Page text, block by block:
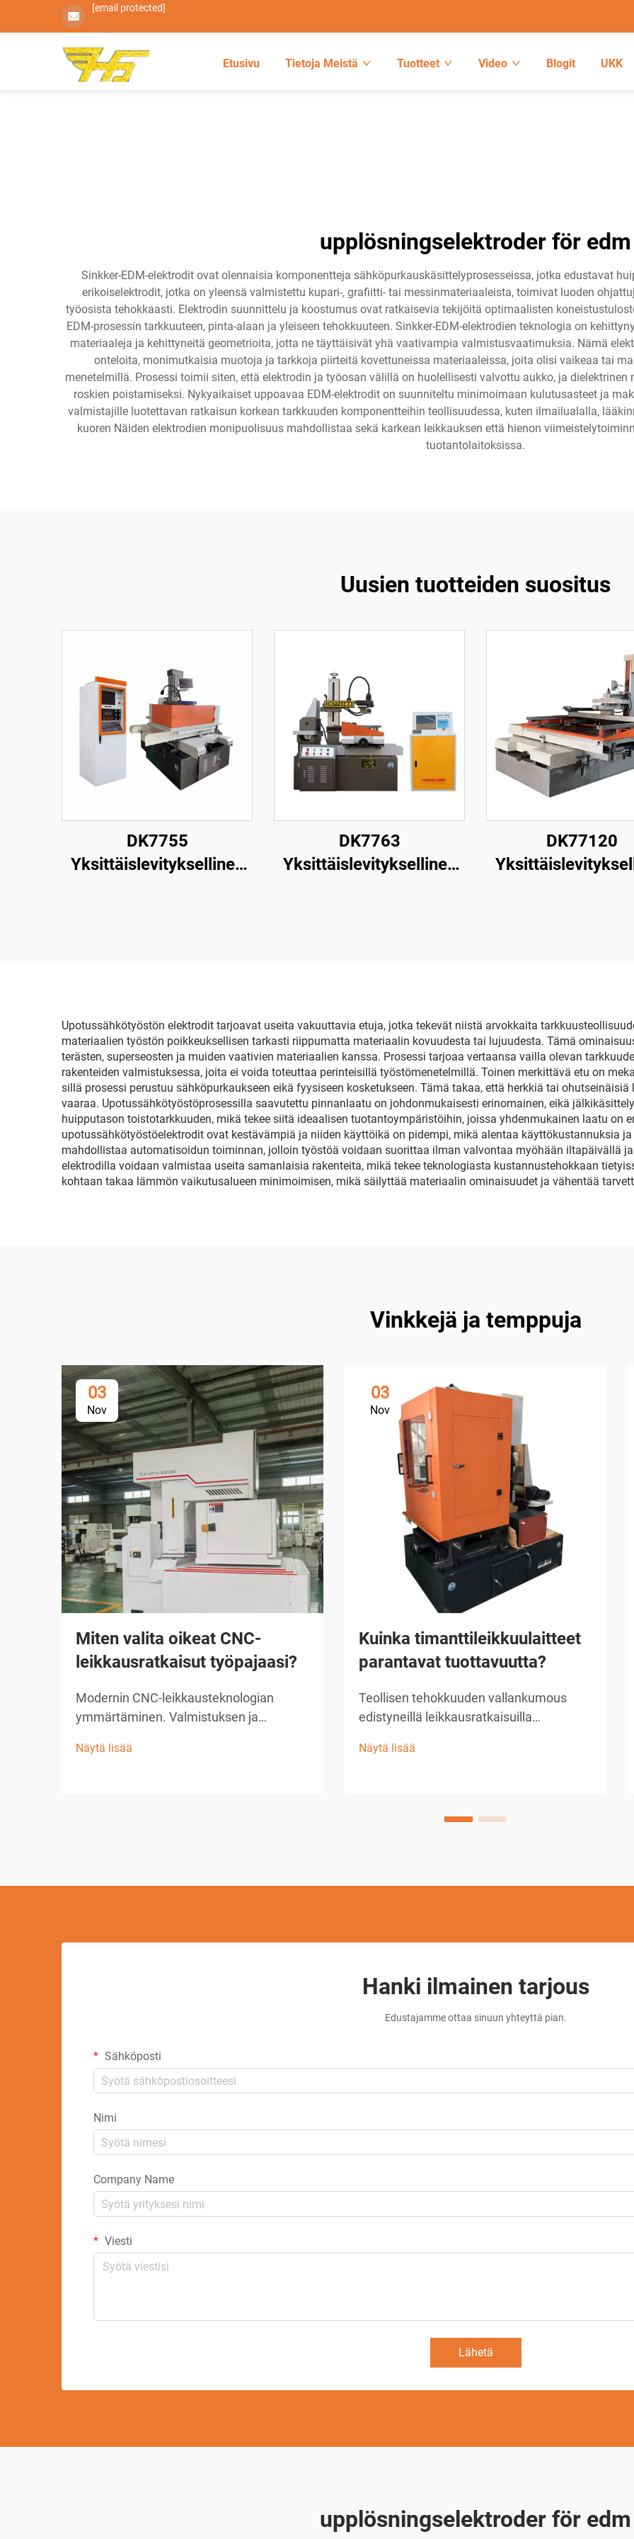
[email protected]
Etusivu Tietoja Meistä Tuotteet Video Blogit UKK
upplösningselektroder för edm
Sinkker-EDM-elektrodit ovat olennaisia komponentteja sähköpurkauskäsittelyprosesseissa, jotka edustavat
erikoiselektrodit, jotka on yleensä valmistettu kupari-, grafiitti- tai messinmateriaaleista, toimivat luoden
työosista tehokkaasti. Elektrodin suunnittelu ja koostumus ovat ratkaisevia tekijöitä optimaalisten
EDM-prosessin tarkkuuteen, pinta-alaan ja yleiseen tehokkuuteen. Sinkker-EDM-elektrodien teknologia on
materiaaleja ja kehittyneitä geometrioita, jotta ne täyttäisivät yhä vaativampia valmistusvaatimuksia. Nämä
onteloita, monimutkaisia muotoja ja tarkkoja piirteitä kovettuneissa materiaaleissa, joita olisi vaikeaa tai
menetelmillä. Prosessi toimii siten, että elektrodin ja työosan välillä on huolellisesti valvottu aukko, ja
roskien poistamiseksi. Nykyaikaiset uppoavaa EDM-elektrodit on suunniteltu minimoimaan kulutusasteet ja
valmistajille luotettavan ratkaisun korkean tarkkuuden komponentteihin teollisuudessa, kuten ilmailualalla,
kuoren Näiden elektrodien monipuolisuus mahdollistaa sekä karkean leikkauksen että hienon
tuotantolaitoksissa.
Uusien tuotteiden suositus
DK7755
Yksittäislevityksellinen
DK7763
Yksittäislevityksellinen
DK77120
Upotussähkötyöstön elektrodit tarjoavat useita vakuuttavia etuja, jotka tekevät niistä arvokkaita
materiaalien työstön poikkeuksellisen tarkasti riippumatta materiaalin kovuudesta tai lujuudesta. Tämä
terästen, superseosten ja muiden vaativien materiaalien kanssa. Prosessi tarjoaa vertaansa vailla olevan
rakenteiden valmistuksessa, joita ei voida toteuttaa perinteisillä työstömenetelmillä. Toinen merkittävä etu on
sillä prosessi perustuu sähköpurkaukseen eikä fyysiseen kosketukseen. Tämä takaa, että herkkiä tai
vaaraa. Upotussähkötyöstöprosessilla saavutettu pinnanlaatu on johdonmukaisesti erinomainen, eikä
huipputason toistotarkkuuden, mikä tekee siitä ideaalisen tuotantoympäristöihin, joissa yhdenmukainen laatu on
upotussähkötyöstöelektrodit ovat kestävämpiä ja niiden käyttöikä on pidempi, mikä alentaa käyttökustannuksia
mahdollistaa automatisoidun toiminnan, jolloin työstöä voidaan suorittaa ilman valvontaa myöhään iltapäivällä
elektrodilla voidaan valmistaa useita samanlaisia rakenteita, mikä tekee teknologiasta kustannustehokkaan
kohtaan takaa lämmön vaikutusalueen minimoimisen, mikä säilyttää materiaalin ominaisuudet ja vähentää
Vinkkejä ja temppuja
03
Nov
Miten valita oikeat CNC-
leikkausratkaisut työpajaasi?
Modernin CNC-leikkausteknologian
ymmärtäminen. Valmistuksen ja
uudistuneella CNC-leikkausratkaisulla,
Näytä lisää
03
Nov
Kuinka timanttileikkuulaitteet
parantavat tuottavuutta?
Teollisen tehokkuuden vallankumous
edistyneillä leikkausratkaisuilla
kokenut merkittäviä muutoksia
Näytä lisää
Hanki ilmainen tarjous
Edustajamme ottaa sinuun yhteyttä pian.
Sähköposti
Nimi
Company Name
Viesti
Lähetä
upplösningselektroder för edm